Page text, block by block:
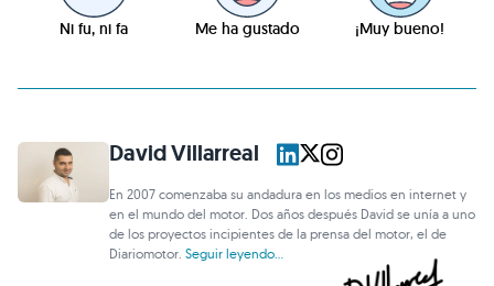
Ni fu, ni fa Me ha gustado ¡Muy bueno!
David Villarreal
En 2007 comenzaba su andadura en los medios en internet y
en el mundo del motor. Dos años después David se unía a uno
de los proyectos incipientes de la prensa del motor, el de
Diariomotor.Seguir leyendo...